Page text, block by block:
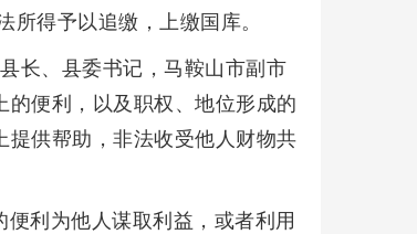
得予以追缴，上缴国库。
长、县委书记，马鞍山市副市
便利，以及职权、地位形成的
供帮助，非法收受他人财物共
利为他人谋取利益，或者利用